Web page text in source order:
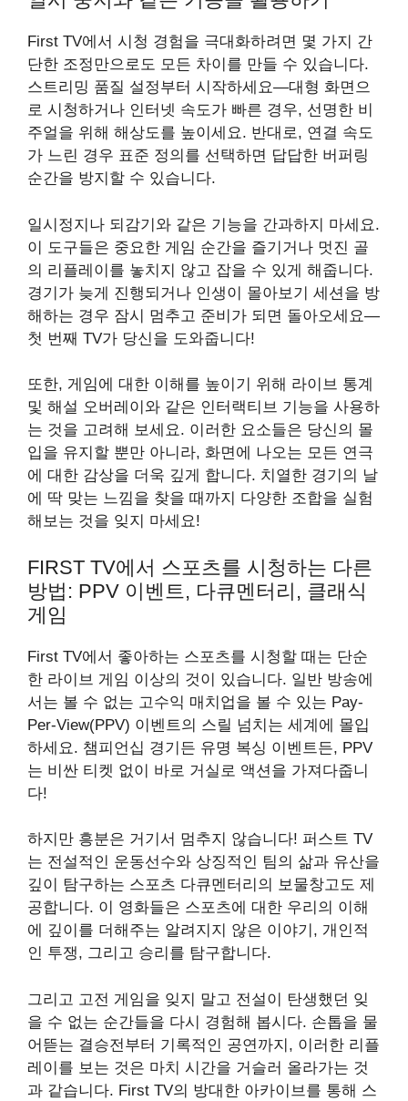
First TV에서 시청 경험을 극대화하려면 몇 가지 간
단한 조정만으로도 모든 차이를 만들 수 있습니다.
스트리밍 품질 설정부터 시작하세요—대형 화면으
로 시청하거나 인터넷 속도가 빠른 경우, 선명한 비
주얼을 위해 해상도를 높이세요. 반대로, 연결 속도
가 느린 경우 표준 정의를 선택하면 답답한 버퍼링
순간을 방지할 수 있습니다.
일시정지나 되감기와 같은 기능을 간과하지 마세요.
이 도구들은 중요한 게임 순간을 즐기거나 멋진 골
의 리플레이를 놓치지 않고 잡을 수 있게 해줍니다.
경기가 늦게 진행되거나 인생이 몰아보기 세션을 방
해하는 경우 잠시 멈추고 준비가 되면 돌아오세요—
첫 번째 TV가 당신을 도와줍니다!
또한, 게임에 대한 이해를 높이기 위해 라이브 통계
및 해설 오버레이와 같은 인터랙티브 기능을 사용하
는 것을 고려해 보세요. 이러한 요소들은 당신의 몰
입을 유지할 뿐만 아니라, 화면에 나오는 모든 연극
에 대한 감상을 더욱 깊게 합니다. 치열한 경기의 날
에 딱 맞는 느낌을 찾을 때까지 다양한 조합을 실험
해보는 것을 잊지 마세요!
FIRST TV에서 스포츠를 시청하는 다른
방법: PPV 이벤트, 다큐멘터리, 클래식
게임
First TV에서 좋아하는 스포츠를 시청할 때는 단순
한 라이브 게임 이상의 것이 있습니다. 일반 방송에
서는 볼 수 없는 고수익 매치업을 볼 수 있는 Pay-
Per-View(PPV) 이벤트의 스릴 넘치는 세계에 몰입
하세요. 챔피언십 경기든 유명 복싱 이벤트든, PPV
는 비싼 티켓 없이 바로 거실로 액션을 가져다줍니
다!
하지만 흥분은 거기서 멈추지 않습니다! 퍼스트 TV
는 전설적인 운동선수와 상징적인 팀의 삶과 유산을
깊이 탐구하는 스포츠 다큐멘터리의 보물창고도 제
공합니다. 이 영화들은 스포츠에 대한 우리의 이해
에 깊이를 더해주는 알려지지 않은 이야기, 개인적
인 투쟁, 그리고 승리를 탐구합니다.
그리고 고전 게임을 잊지 말고 전설이 탄생했던 잊
을 수 없는 순간들을 다시 경험해 봅시다. 손톱을 물
어뜯는 결승전부터 기록적인 공연까지, 이러한 리플
레이를 보는 것은 마치 시간을 거슬러 올라가는 것
과 같습니다. First TV의 방대한 아카이브를 통해 스